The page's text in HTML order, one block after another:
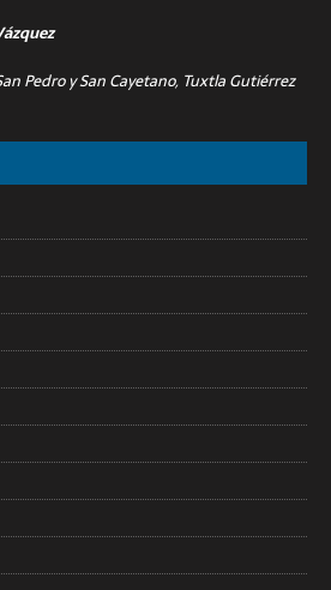
Pedro y San Cayetano, Tuxtla Gutiérrez